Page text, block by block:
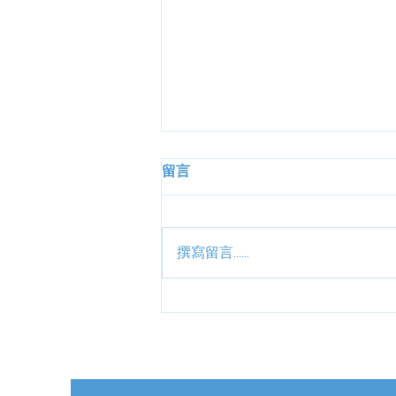
2024年度KEL環境教育領袖計
留言
撰寫留言......